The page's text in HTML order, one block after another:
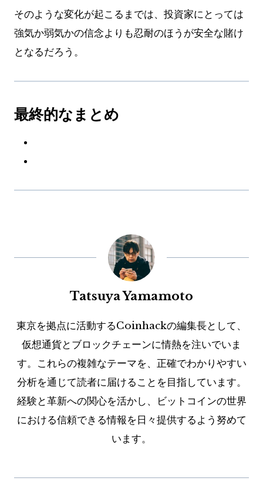
そのような変化が起こるまでは、投資家にとっては
強気か弱気かの信念よりも忍耐のほうが安全な賭け
となるだろう。
最終的なまとめ
Tatsuya Yamamoto
東京を拠点に活動するCoinhackの編集長として、
仮想通貨とブロックチェーンに情熱を注いでいま
す。これらの複雑なテーマを、正確でわかりやすい
分析を通じて読者に届けることを目指しています。
経験と革新への関心を活かし、ビットコインの世界
における信頼できる情報を日々提供するよう努めて
います。